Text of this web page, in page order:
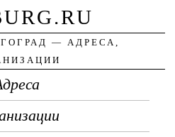
— АДРЕСА,